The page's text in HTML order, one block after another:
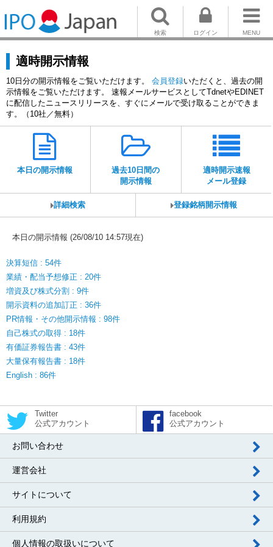
MENU
ログイン
検索
適時開示情報
10日分の開示情報をご覧いただけます。 会員登録いただくと、過去の開
示情報をご覧いただけます。 速報メールサービスとしてTdnetやEDINET
に配信したニュースリリースを、すぐにメールで受け取ることができま
す。（10社／無料）
本日の開示情報
過去10日間の
開示情報
適時開示速報
メール登録
詳細検索 登録銘柄開示情報
本日の開示情報 (26/08/10 14:57現在)
決算短信 : 54件
業績・配当予想修正 : 20件
増資及び株式分割 : 9件
開示資料の追加訂正 : 36件
PR情報・その他開示情報 : 98件
自己株式の取得 : 18件
有価証券報告書 : 43件
大量保有報告書 : 18件
English : 86件
Twitter
公式アカウント
facebook
公式アカウント
お問い合わせ
運営会社
サイトについて
利用規約
個人情報の取扱いについて